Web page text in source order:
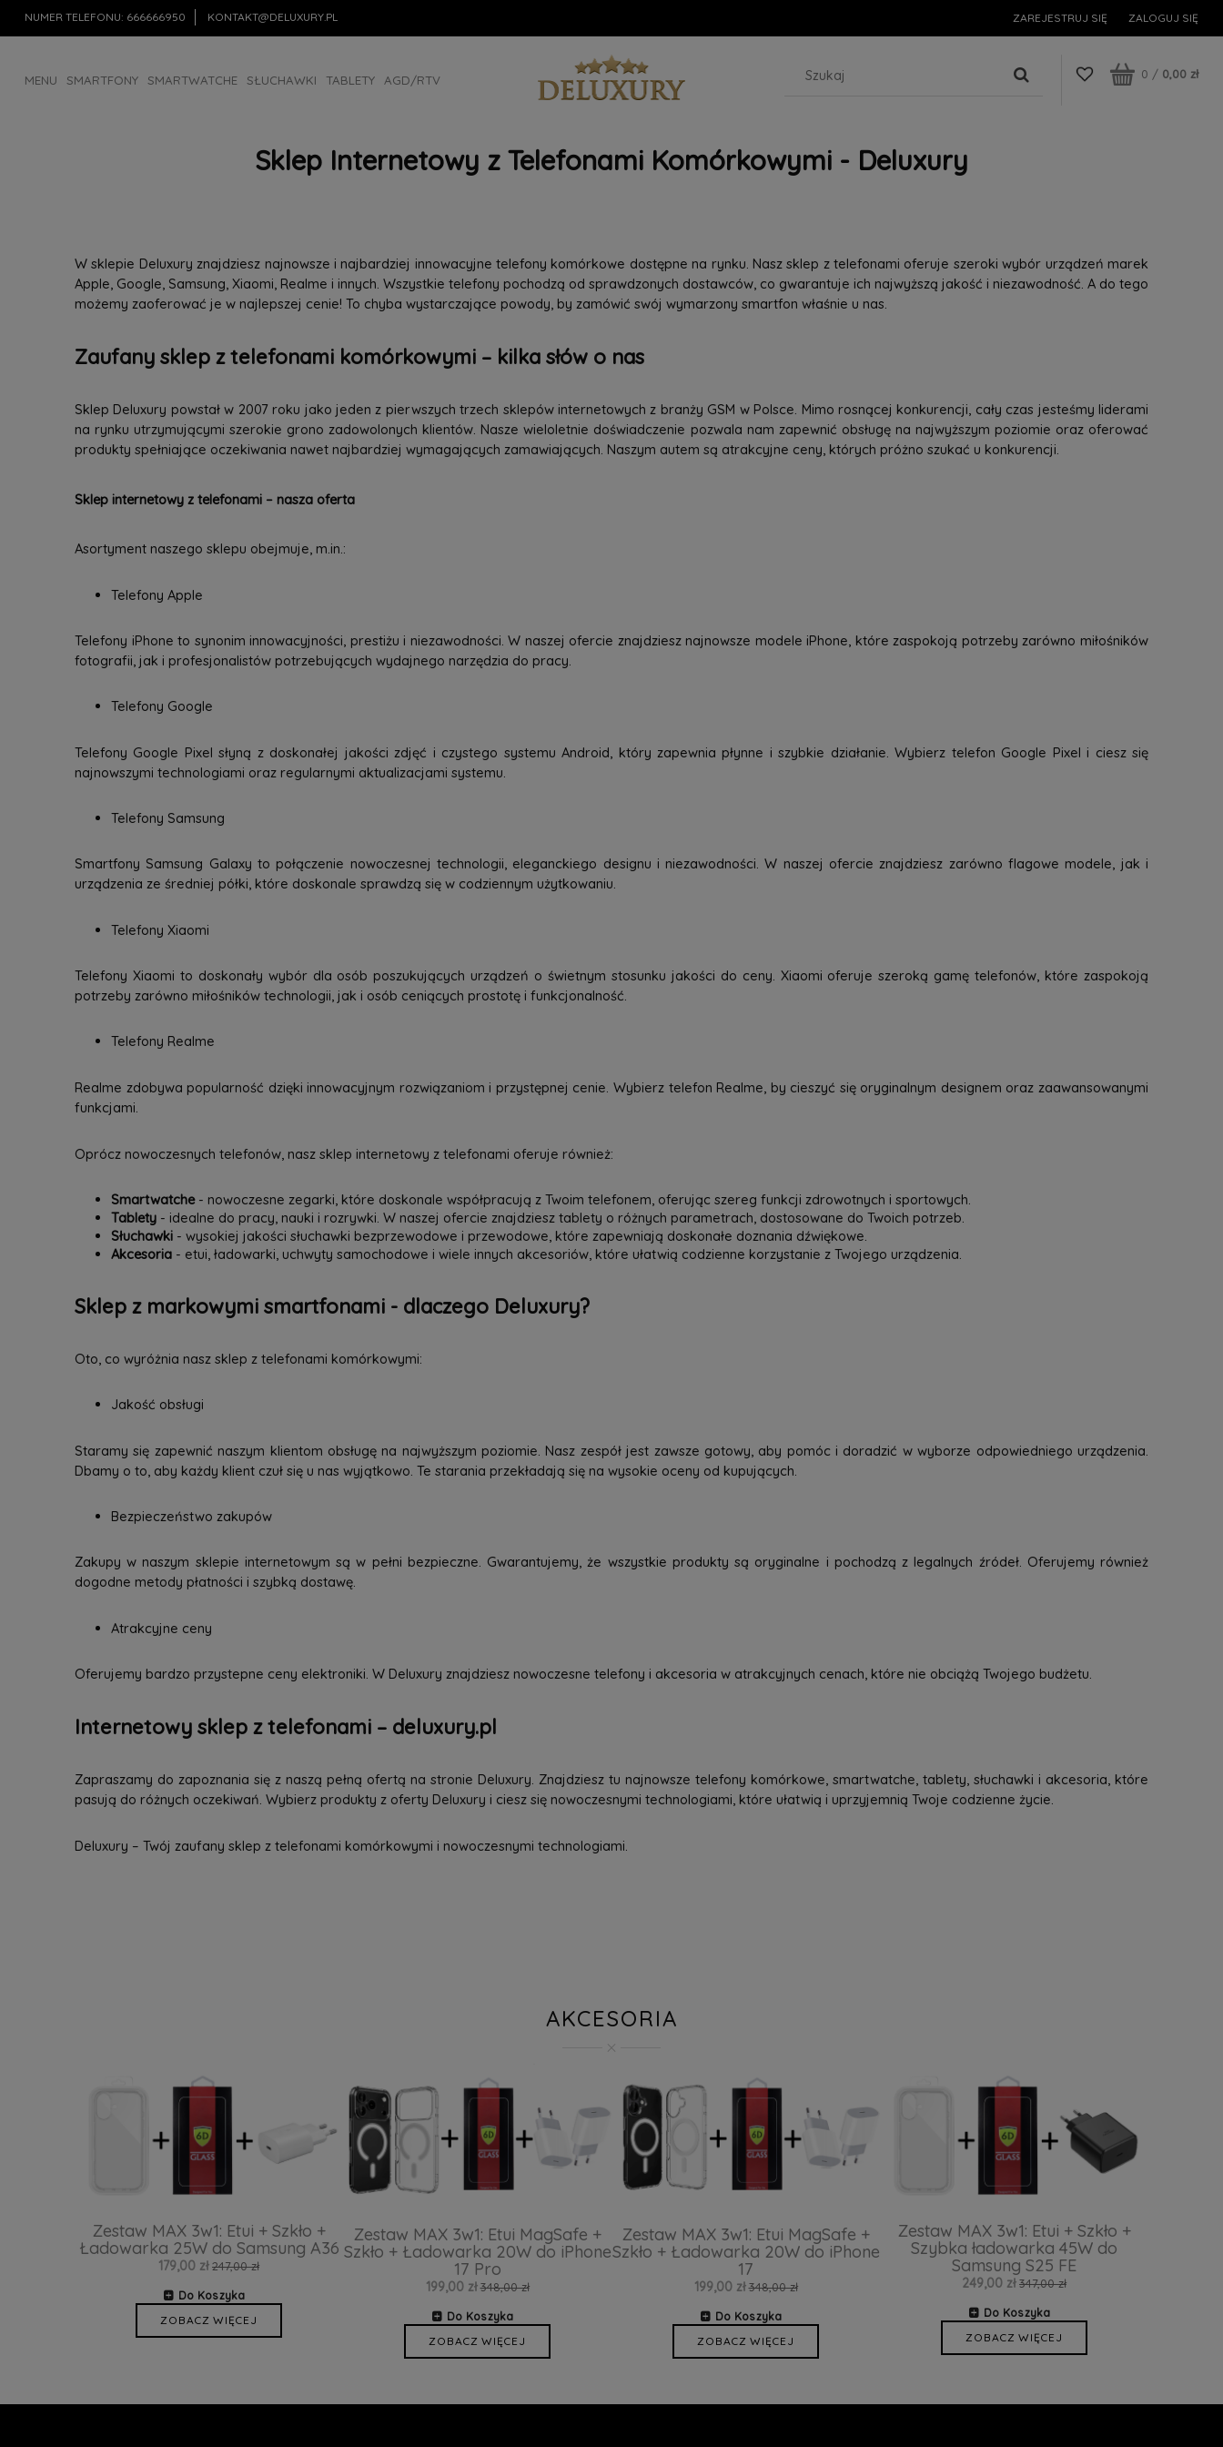
NUMER TELEFONU: 666666950 KONTAKT@DELUXURY.PL ZAREJESTRUJ SIĘ ZALOGUJ SIĘ
MENU SMARTFONY SMARTWATCHE SŁUCHAWKI TABLETY AGD/RTV 0 / 0,00 zł
Sklep Internetowy z Telefonami Komórkowymi - Deluxury
W sklepie Deluxury znajdziesz najnowsze i najbardziej innowacyjne telefony komórkowe dostępne na rynku. Nasz sklep z telefonami oferuje szeroki wybór urządzeń marek
Apple, Google, Samsung, Xiaomi, Realme i innych. Wszystkie telefony pochodzą od sprawdzonych dostawców, co gwarantuje ich najwyższą jakość i niezawodność. A do tego
możemy zaoferować je w najlepszej cenie! To chyba wystarczające powody, by zamówić swój wymarzony smartfon właśnie u nas.
Zaufany sklep z telefonami komórkowymi – kilka słów o nas
Sklep Deluxury powstał w 2007 roku jako jeden z pierwszych trzech sklepów internetowych z branży GSM w Polsce. Mimo rosnącej konkurencji, cały czas jesteśmy liderami
na rynku utrzymującymi szerokie grono zadowolonych klientów. Nasze wieloletnie doświadczenie pozwala nam zapewnić obsługę na najwyższym poziomie oraz oferować
produkty spełniające oczekiwania nawet najbardziej wymagających zamawiających. Naszym autem są atrakcyjne ceny, których próżno szukać u konkurencji.
Sklep internetowy z telefonami – nasza oferta
Asortyment naszego sklepu obejmuje, m.in.:
Telefony Apple
Telefony iPhone to synonim innowacyjności, prestiżu i niezawodności. W naszej ofercie znajdziesz najnowsze modele iPhone, które zaspokoją potrzeby zarówno miłośników
fotografii, jak i profesjonalistów potrzebujących wydajnego narzędzia do pracy.
Telefony Google
Telefony Google Pixel słyną z doskonałej jakości zdjęć i czystego systemu Android, który zapewnia płynne i szybkie działanie. Wybierz telefon Google Pixel i ciesz się
najnowszymi technologiami oraz regularnymi aktualizacjami systemu.
Telefony Samsung
Smartfony Samsung Galaxy to połączenie nowoczesnej technologii, eleganckiego designu i niezawodności. W naszej ofercie znajdziesz zarówno flagowe modele, jak i
urządzenia ze średniej półki, które doskonale sprawdzą się w codziennym użytkowaniu.
Telefony Xiaomi
Telefony Xiaomi to doskonały wybór dla osób poszukujących urządzeń o świetnym stosunku jakości do ceny. Xiaomi oferuje szeroką gamę telefonów, które zaspokoją
potrzeby zarówno miłośników technologii, jak i osób ceniących prostotę i funkcjonalność.
Telefony Realme
Realme zdobywa popularność dzięki innowacyjnym rozwiązaniom i przystępnej cenie. Wybierz telefon Realme, by cieszyć się oryginalnym designem oraz zaawansowanymi
funkcjami.
Oprócz nowoczesnych telefonów, nasz sklep internetowy z telefonami oferuje również:
Smartwatche- nowoczesne zegarki, które doskonale współpracują z Twoim telefonem, oferując szereg funkcji zdrowotnych i sportowych.
Tablety - idealne do pracy, nauki i rozrywki. W naszej ofercie znajdziesz tablety o różnych parametrach, dostosowane do Twoich potrzeb.
Słuchawki - wysokiej jakości słuchawki bezprzewodowe i przewodowe, które zapewniają doskonałe doznania dźwiękowe.
Akcesoria - etui, ładowarki, uchwyty samochodowe i wiele innych akcesoriów, które ułatwią codzienne korzystanie z Twojego urządzenia.
Sklep z markowymi smartfonami - dlaczego Deluxury?
Oto, co wyróżnia nasz sklep z telefonami komórkowymi:
Jakość obsługi
Staramy się zapewnić naszym klientom obsługę na najwyższym poziomie. Nasz zespół jest zawsze gotowy, aby pomóc i doradzić w wyborze odpowiedniego urządzenia.
Dbamy o to, aby każdy klient czuł się u nas wyjątkowo. Te starania przekładają się na wysokie oceny od kupujących.
Bezpieczeństwo zakupów
Zakupy w naszym sklepie internetowym są w pełni bezpieczne. Gwarantujemy, że wszystkie produkty są oryginalne i pochodzą z legalnych źródeł. Oferujemy również
dogodne metody płatności i szybką dostawę.
Atrakcyjne ceny
Oferujemy bardzo przystepne ceny elektroniki. W Deluxury znajdziesz nowoczesne telefony i akcesoria w atrakcyjnych cenach, które nie obciążą Twojego budżetu.
Internetowy sklep z telefonami – deluxury.pl
Zapraszamy do zapoznania się z naszą pełną ofertą na stronie Deluxury. Znajdziesz tu najnowsze telefony komórkowe, smartwatche, tablety, słuchawki i akcesoria, które
pasują do różnych oczekiwań. Wybierz produkty z oferty Deluxury i ciesz się nowoczesnymi technologiami, które ułatwią i uprzyjemnią Twoje codzienne życie.
Deluxury – Twój zaufany sklep z telefonami komórkowymi i nowoczesnymi technologiami.
AKCESORIA
Zestaw MAX 3w1: Etui + Szkło +
Ładowarka 25W do Samsung A36
179,00 zł 247,00 zł
Do Koszyka
ZOBACZ WIĘCEJ
Zestaw MAX 3w1: Etui MagSafe +
Szkło + Ładowarka 20W do iPhone
17 Pro
199,00 zł 348,00 zł
Do Koszyka
ZOBACZ WIĘCEJ
Zestaw MAX 3w1: Etui MagSafe +
Szkło + Ładowarka 20W do iPhone
17
199,00 zł 348,00 zł
Do Koszyka
ZOBACZ WIĘCEJ
Zestaw MAX 3w1: Etui + Szkło +
Szybka ładowarka 45W do
Samsung S25 FE
249,00 zł 347,00 zł
Do Koszyka
ZOBACZ WIĘCEJ